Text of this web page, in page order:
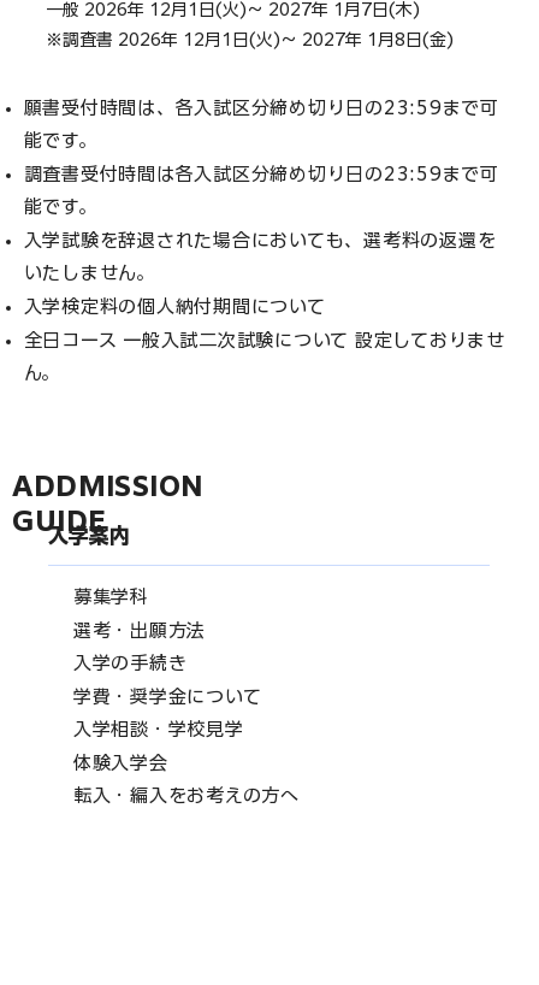
一般 2026年 12月1日(火)～ 2027年 1月7日(木)
※調査書 2026年 12月1日(火)～ 2027年 1月8日(金)
願書受付時間は、各入試区分締め切り日の23:59まで可
能です。
調査書受付時間は各入試区分締め切り日の23:59まで可
能です。
入学試験を辞退された場合においても、選考料の返還を
いたしません。
入学検定料の個人納付期間について
全日コース 一般入試二次試験について 設定しておりませ
ん。
入学案内
募集学科
選考・出願方法
入学の手続き
学費・奨学金について
入学相談・学校見学
体験入学会
転入・編入をお考えの方へ
ADDMISSION
GUIDE